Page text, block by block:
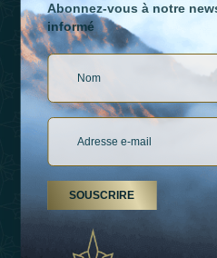
À Propos
Types De
Abonnez-vous à notre
informé
SOUSCRIRE